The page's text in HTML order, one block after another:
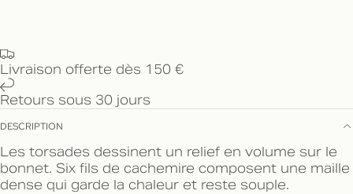
Livraison offerte dès 150 €
Retours sous 30 jours
DESCRIPTION
Les torsades dessinent un relief en volume sur le
bonnet. Six fils de cachemire composent une maille
dense qui garde la chaleur et reste souple.